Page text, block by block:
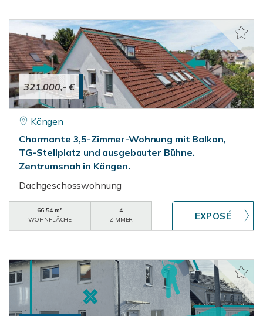
321.000,- €
Köngen
Charmante 3,5-Zimmer-Wohnung mit Balkon,
TG-Stellplatz und ausgebauter Bühne.
Zentrumsnah in Köngen.
Dachgeschosswohnung
66,54 m²
WOHNFLÄCHE
4
ZIMMER